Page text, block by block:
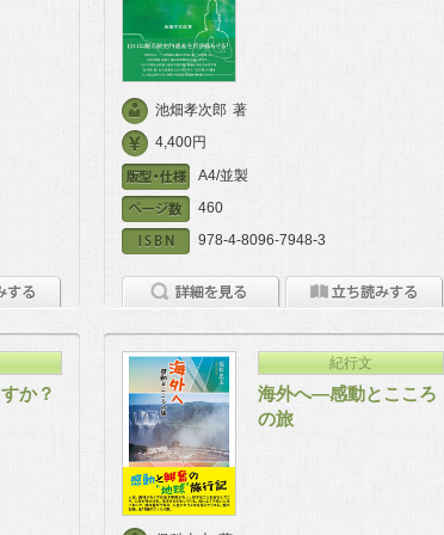
池畑孝次郎 著
4,400円
A4/並製
460
978-4-8096-7948-3
か？
紀行文
海外へ―感動とこころ
の旅